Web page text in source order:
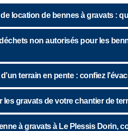
de location de bennes à gravats :
non autorisés pour les
terrain en pente : confiez
les gravats de votre chantier de
à gravats à Le Plessis Dorin,